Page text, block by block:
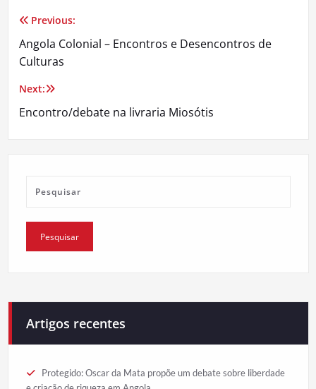
Navegação
de
artigos
Previous:
Angola Colonial – Encontros e Desencontros de
Culturas
Next:
Encontro/debate na livraria Miosótis
Artigos recentes
Protegido: Oscar da Mata propõe um debate sobre liberdade